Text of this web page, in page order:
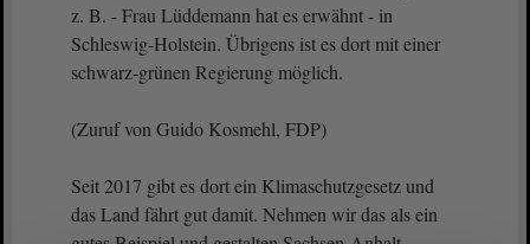
z. B. - Frau Lüddemann hat es erwähnt - in
Schleswig-Holstein. Übrigens ist es dort mit einer
schwarz-grünen Regierung möglich.
(Zuruf von Guido Kosmehl, FDP)
Seit 2017 gibt es dort ein Klimaschutzgesetz und
das Land fährt gut damit. Nehmen wir das als ein